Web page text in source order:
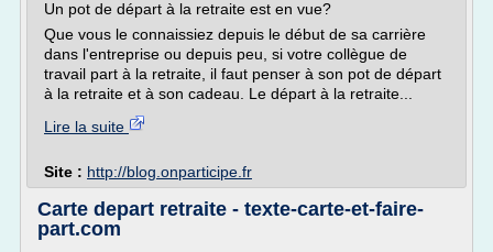
Un pot de départ à la retraite est en vue?
Que vous le connaissiez depuis le début de sa carrière
dans l'entreprise ou depuis peu, si votre collègue de
travail part à la retraite, il faut penser à son pot de départ
à la retraite et à son cadeau. Le départ à la retraite...
Lire la suite
Site : http://blog.onparticipe.fr
Carte depart retraite - texte-carte-et-faire-
part.com